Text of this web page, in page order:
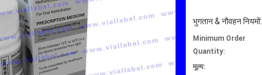
भुगतान & नौवहन नियमों:
Minimum Order
Quantity:
मूल्य: